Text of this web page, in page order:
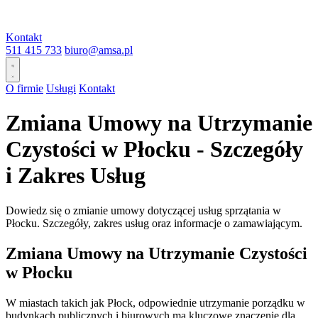
Kontakt
511 415 733 biuro@amsa.pl
O firmie Usługi Kontakt
Zmiana Umowy na Utrzymanie
Czystości w Płocku - Szczegóły
i Zakres Usług
Dowiedz się o zmianie umowy dotyczącej usług sprzątania w
Płocku. Szczegóły, zakres usług oraz informacje o zamawiającym.
Zmiana Umowy na Utrzymanie Czystości
w Płocku
W miastach takich jak Płock, odpowiednie utrzymanie porządku w
budynkach publicznych i biurowych ma kluczowe znaczenie dla